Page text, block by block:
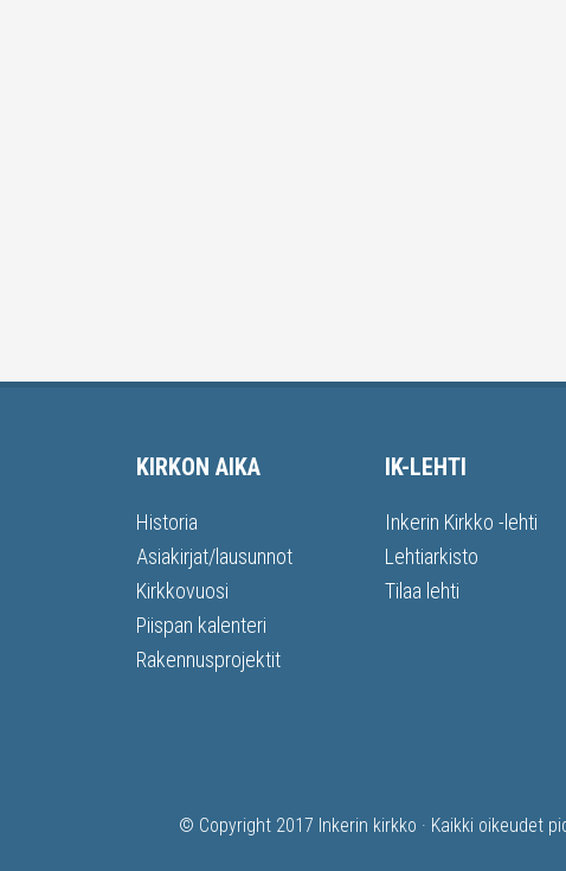
KIRKON AIKA
Historia
Asiakirjat/lausunnot
Kirkkovuosi
Piispan kalenteri
Rakennusprojektit
IK-LEHTI
Inkerin Kirkko -lehti
Lehtiarkisto
Tilaa lehti
© Copyright 2017 Inkerin kirkko · Kaikki oikeudet